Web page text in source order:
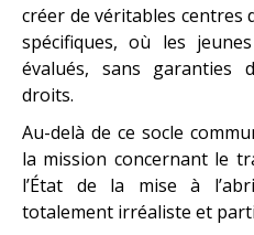
créer de véritables centres
spécifiques, où les
évalués, sans garanties
droits.
Au-delà de ce socle
la mission concernant le
l’État de la mise à
totalement irréaliste et